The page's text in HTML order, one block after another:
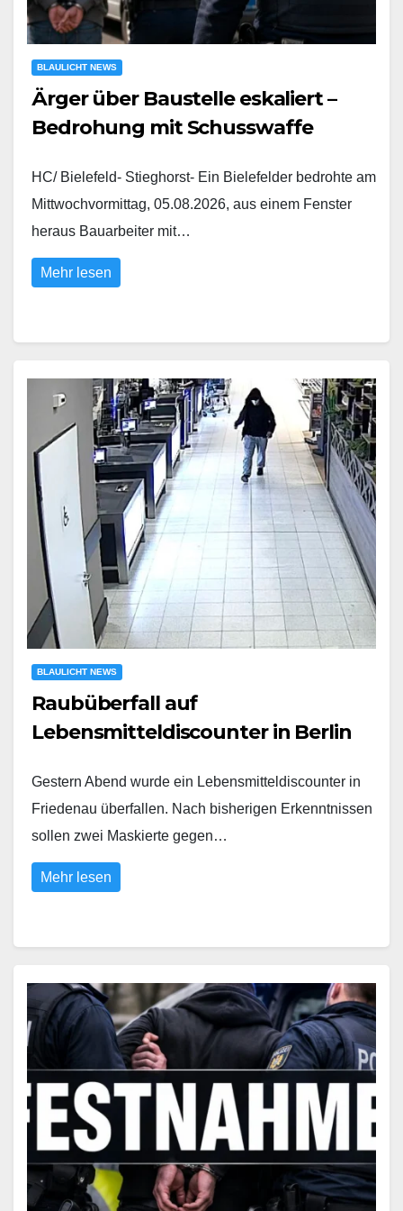
BLAULICHT NEWS
Ärger über Baustelle eskaliert –
Bedrohung mit Schusswaffe
HC/ Bielefeld- Stieghorst- Ein Bielefelder bedrohte am
Mittwochvormittag, 05.08.2026, aus einem Fenster
heraus Bauarbeiter mit…
Mehr lesen
BLAULICHT NEWS
Raubüberfall auf
Lebensmitteldiscounter in Berlin
Gestern Abend wurde ein Lebensmitteldiscounter in
Friedenau überfallen. Nach bisherigen Erkenntnissen
sollen zwei Maskierte gegen…
Mehr lesen